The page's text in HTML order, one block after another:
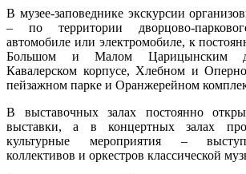
В музее-заповеднике экскурсии
– по территории дворцово-
автомобиле или электромобиле, к
Большом и Малом Царицынским
Кавалерском корпусе, Хлебном и
пейзажном парке и Оранжерейном
В выставочных залах постоянно
выставки, а в концертных залах
культурные мероприятия –
коллективов и оркестров классической